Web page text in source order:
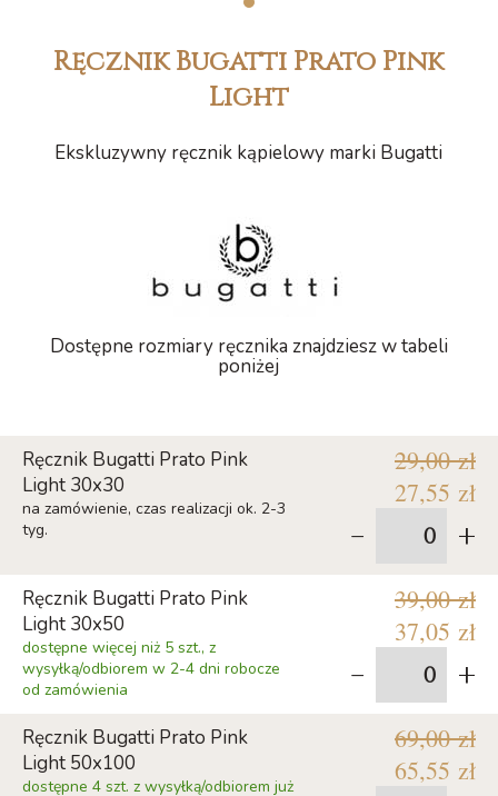
1
Ręcznik Bugatti Prato Pink
Light
Ekskluzywny ręcznik kąpielowy marki Bugatti
Dostępne rozmiary ręcznika znajdziesz w tabeli
poniżej
Ręcznik Bugatti Prato Pink
Light 30x30
na zamówienie, czas realizacji ok. 2-3
tyg.
29,00 zł
27,55 zł
- +
Ręcznik Bugatti Prato Pink
Light 30x50
dostępne więcej niż 5 szt., z
wysyłką/odbiorem w 2-4 dni robocze
od zamówienia
39,00 zł
37,05 zł
- +
Ręcznik Bugatti Prato Pink
Light 50x100
dostępne 4 szt. z wysyłką/odbiorem już
69,00 zł
65,55 zł